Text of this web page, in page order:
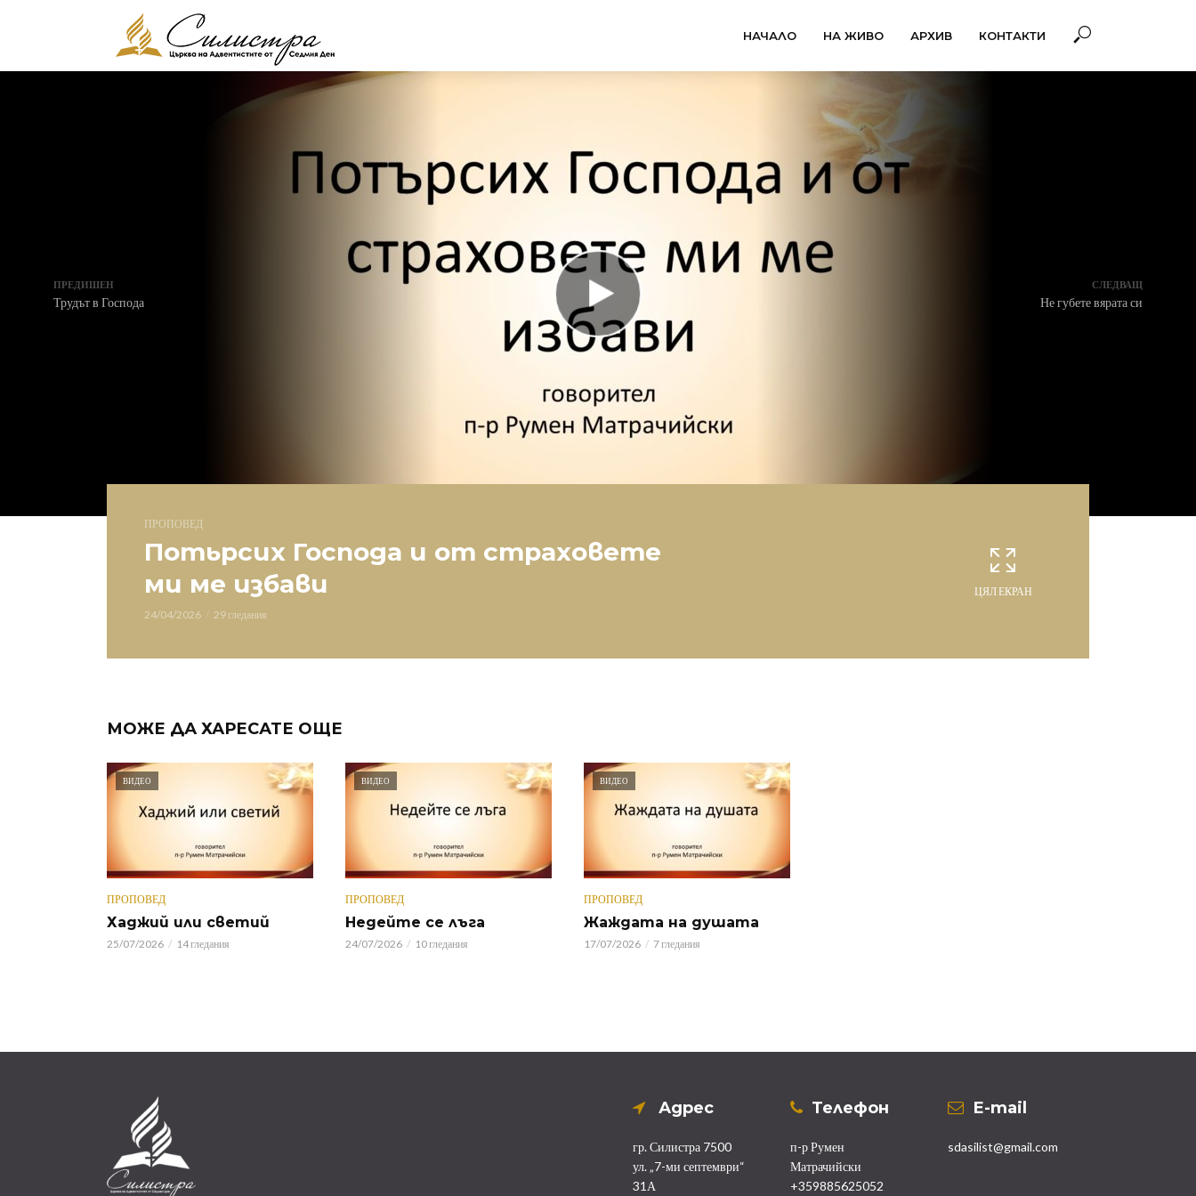
НАЧАЛО НА ЖИВО АРХИВ КОНТАКТИ
ПРЕДИШЕН
Трудът в Господа
СЛЕДВАЩ
Не губете вярата си
ПРОПОВЕД
Потьрсих Господа и от страховете
ми ме избави
24/04/2026 29 гледания
ЦЯЛ ЕКРАН
МОЖЕ ДА ХАРЕСАТЕ ОЩЕ
ВИДЕО
ПРОПОВЕД
Хаджий или светий
25/07/2026 14 гледания
ВИДЕО
ПРОПОВЕД
Недейте се лъга
24/07/2026 10 гледания
ВИДЕО
ПРОПОВЕД
Жаждата на душата
17/07/2026 7 гледания
Адрес
гр. Силистра 7500
ул. „7-ми септември“
31А
Телефон
п-р Румен
Матрачийски
+359885625052
Е-mail
sdasilist@gmail.com